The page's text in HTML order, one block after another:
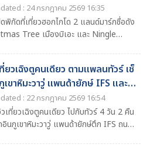
Terrace เมืองฟุราโนะ
: 24 กรกฎาคม 2569 16:35
ดพิกัดที่เที่ยวฮอกไกโด 2 แลนด์มาร์กชื่อดัง
Tree เมืองบิเอะ และ Ningle
ยวเฉิงตูคนเดียว ตามแพลนทัวร์ เช็
ขาหิมะวาวู่ แพนด้ายักษ์ IFS และ
มาร์กห้ามพลาด
: 22 กรกฎาคม 2569 16:54
วเที่ยวเฉิงตูคนเดียว ไปกับทัวร์ 4 วัน 2 คืน
อินภูเขาหิมะวาวู่ แพนด้ายักษ์ตึก IFS ถนน